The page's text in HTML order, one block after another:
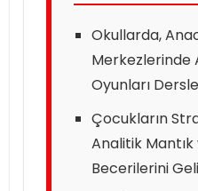
Okullarda,
Merkezlerinde
Oyunları
Çocukların
Analitik
Becerilerini